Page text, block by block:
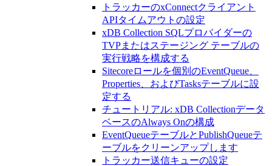
トラッカーのxConnectクライアント
APIタイムアウトの設定
xDB Collection SQLプロバイダーの
TVPまたはステージング テーブルの
実行戦略を構成する
Sitecoreロールを個別のEventQueue、
Properties、およびTasksテーブルに設
定する
チュートリアル: xDB Collectionデータ
ベースのAlways Onの構成
EventQueueテーブルとPublishQueueテ
ーブルをクリーンアップします
トラッカー送信キューの設定